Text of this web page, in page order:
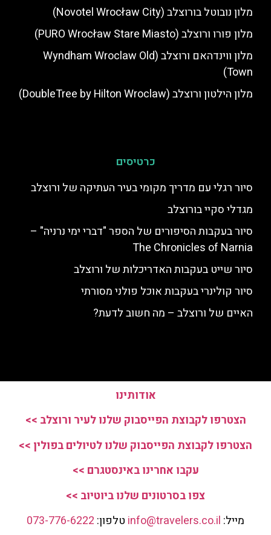
מלון נובוטל בורוצלב (Novotel Wrocław City)
מלון פורו ורוצלב (PURO Wrocław Stare Miasto)
מלון ווינדהאם ורוצלב (Wyndham Wroclaw Old
Town)
מלון הילטון ורוצלב (DoubleTree by Hilton Wroclaw)
כרטיסים
סיור רגלי עם מדריך מקומי בעיר העתיקה של ורוצלב
מגדלי סקיי בורוצלב
סיור בעקבות הסיפורים של הספר "דברי ימי נרניה" –
The Chronicles of Narnia
סיור שייט בעקבות האדריכלות של ורוצלב
סיור קולינרי בעקבות אוכל פולני מסורתי
האיים של ורוצלב – מה חשוב לדעת?
אודותינו
הצטרפו לקבוצת הפייסבוק שלנו לעיר ורוצלב >>
הצטרפו לקבוצת הפייסבוק שלנו לטיולים בפולין >>
עקבו אחרינו באינסטגרם >>
צפו בסרטונים שלנו ביוטיוב >>
מייל:
טלפון: 073-776-6222